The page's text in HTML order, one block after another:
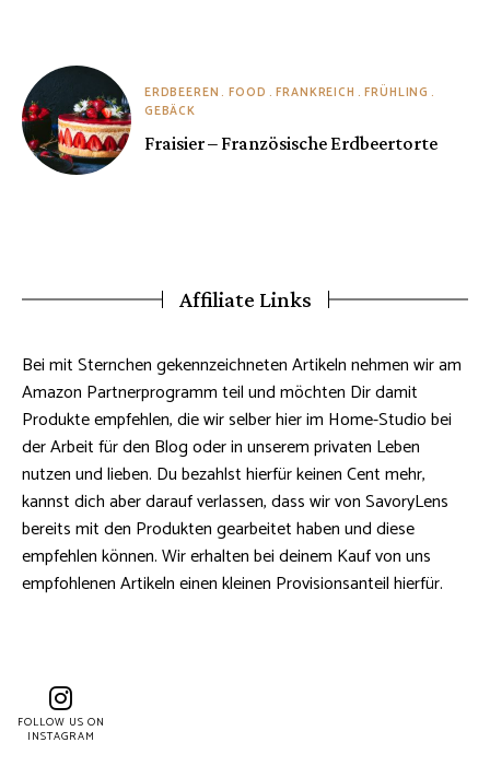
ERDBEEREN FOOD FRANKREICH FRÜHLING
GEBÄCK
Fraisier – Französische Erdbeertorte
Affiliate Links
Bei mit Sternchen gekennzeichneten Artikeln nehmen wir am
Amazon Partnerprogramm teil und möchten Dir damit
Produkte empfehlen, die wir selber hier im Home-Studio bei
der Arbeit für den Blog oder in unserem privaten Leben
nutzen und lieben. Du bezahlst hierfür keinen Cent mehr,
kannst dich aber darauf verlassen, dass wir von SavoryLens
bereits mit den Produkten gearbeitet haben und diese
empfehlen können. Wir erhalten bei deinem Kauf von uns
empfohlenen Artikeln einen kleinen Provisionsanteil hierfür.
FOLLOW US ON
INSTAGRAM